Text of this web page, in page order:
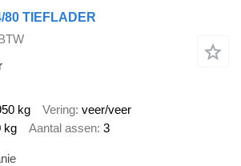
TIEFLADER
kg Vering veer/veer
kg Aantal assen 3